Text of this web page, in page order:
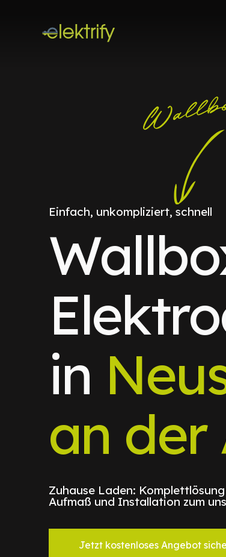
Einfach, unkompliziert, schnell
in
an der
Zuhause Laden:
Aufmaß und Installation zum
Jetzt kostenloses Angebot